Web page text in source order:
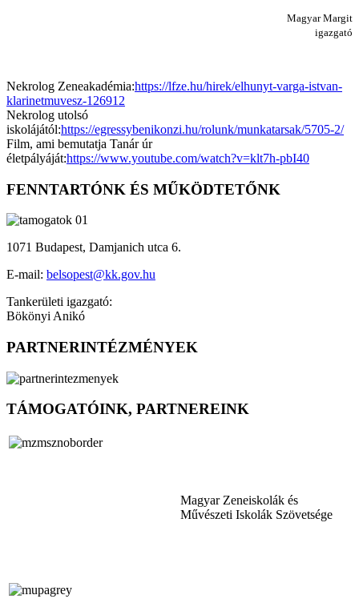
Magyar Margit
igazgató
Nekrolog Zeneakadémia:https://lfze.hu/hirek/elhunyt-varga-istvan-
klarinetmuvesz-126912
Nekrolog utolsó
iskolájától:https://egressybenikonzi.hu/rolunk/munkatarsak/5705-2/
Film, ami bemutatja Tanár úr
életpályáját:https://www.youtube.com/watch?v=klt7h-pbI40
FENNTARTÓNK ÉS MŰKÖDTETŐNK
1071 Budapest, Damjanich utca 6.
E-mail: belsopest@kk.gov.hu
Tankerületi igazgató:
Bökönyi Anikó
PARTNERINTÉZMÉNYEK
TÁMOGATÓINK, PARTNEREINK
Magyar Zeneiskolák és
Művészeti Iskolák Szövetsége